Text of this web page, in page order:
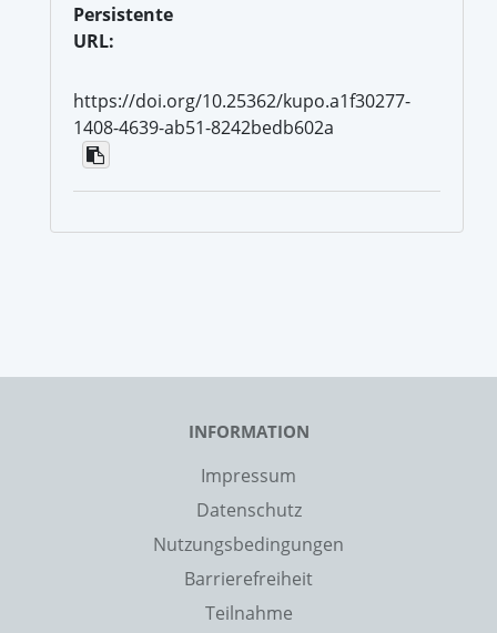
Persistente
URL:
https://doi.org/10.25362/kupo.a1f30277-
1408-4639-ab51-8242bedb602a
INFORMATION
Impressum
Datenschutz
Nutzungsbedingungen
Barrierefreiheit
Teilnahme